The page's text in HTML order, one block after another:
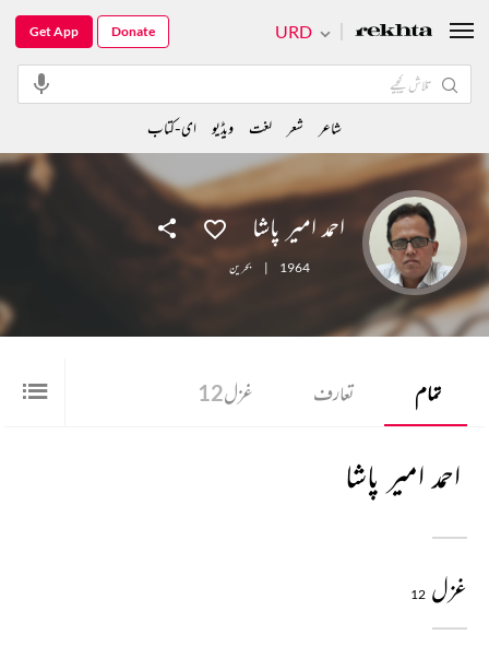
احمد امیر پاشا
1964
| بحرین
تمام تعارف غزل12
احمد امیر پاشا
غزل 12
URD
Get App Donate
شاعر شعر لغت ویڈیو ای-کتاب